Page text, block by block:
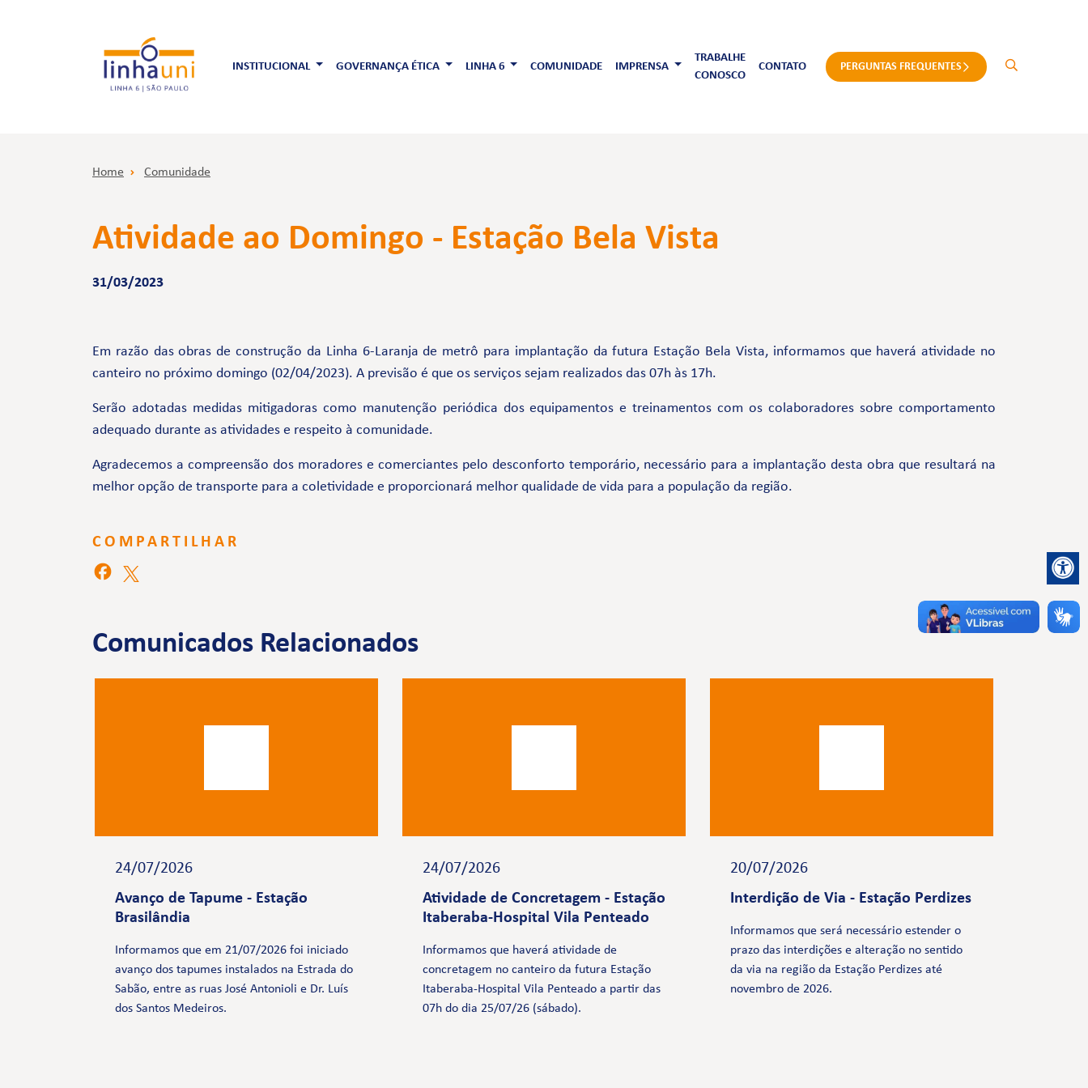
INSTITUCIONAL GOVERNANÇA ÉTICA LINHA 6 COMUNIDADE IMPRENSA
TRABALHE
CONOSCO
CONTATO PERGUNTAS FREQUENTES
Home Comunidade
Atividade ao Domingo - Estação Bela Vista
31/03/2023
Em razão das obras de construção da Linha 6-Laranja de metrô para implantação da futura Estação Bela Vista, informamos que haverá atividade no
canteiro no próximo domingo (02/04/2023). A previsão é que os serviços sejam realizados das 07h às 17h.
Serão adotadas medidas mitigadoras como manutenção periódica dos equipamentos e treinamentos com os colaboradores sobre comportamento
adequado durante as atividades e respeito à comunidade.
Agradecemos a compreensão dos moradores e comerciantes pelo desconforto temporário, necessário para a implantação desta obra que resultará na
melhor opção de transporte para a coletividade e proporcionará melhor qualidade de vida para a população da região.
COMPARTILHAR
Comunicados Relacionados
24/07/2026
Avanço de Tapume - Estação
Brasilândia
Informamos que em 21/07/2026 foi iniciado
avanço dos tapumes instalados na Estrada do
Sabão, entre as ruas José Antonioli e Dr. Luís
dos Santos Medeiros.
24/07/2026
Atividade de Concretagem - Estação
Itaberaba-Hospital Vila Penteado
Informamos que haverá atividade de
concretagem no canteiro da futura Estação
Itaberaba-Hospital Vila Penteado a partir das
07h do dia 25/07/26 (sábado).
20/07/2026
Interdição de Via - Estação Perdizes
Informamos que será necessário estender o
prazo das interdições e alteração no sentido
da via na região da Estação Perdizes até
novembro de 2026.